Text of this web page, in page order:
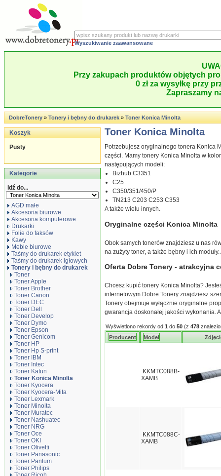
Wyszukiwanie zaawansowane
Przy zakupach produktów objętych
0 zł za wysyłkę przy
Zapraszamy
DobreTonery»Tonery i bębny do drukarek»Toner Konica Minolta
Koszyk
Pusty
Kategorie
Idź do...
AGD małe
Akcesoria biurowe
Akcesoria komputerowe
Drukarki
Folie do faksów
Kawy
Meble biurowe
Taśmy do drukarek etykiet
Taśmy do drukarek igłowych
Tonery i bębny do drukarek
Toner
Toner Apple
Toner Brother
Toner Canon
Toner DEC
Toner Dell
Toner Develop
Toner Dymo
Toner Epson
Toner Genicom
Toner HP
Toner Hp S-print
Toner IBM
Toner Intec
Toner Katun
Toner Konica Minolta
Toner Kyocera
Toner Kyocera-Mita
Toner Lexmark
Toner Minolta
Toner Muratec
Toner Nashuatec
Toner NRG
Toner Oce
Toner OKI
Toner Olivetti
Toner Panasonic
Toner Pantum
Toner Philips
Toner Konica Minolta
Potrzebujesz oryginalnego tonera Konica
części. Mamy tonery Konica Minolta w
następujących modeli:
Bizhub C3351
C25
C350/351/450/P
TN213 C203 C253 C353
A także wielu innych.
Oryginalne części Konica Minolta
Obok samych tonerów znajdziesz u nas
na zużyty toner, a także bębny i ich
Oferta Dobre Tonery - atrakcyjna
Chcesz kupić tonery Konica Minolta?
internetowym Dobre Tonery znajdziesz
Tonery obejmuje wyłącznie oryginalne
gwarancja doskonałej jakości wykonania.
Wyświetlono rekordy od 1 do 50 (z 478
Producent
Model
KKMTC088B-
XAMB
KKMTC088C-
XAMB